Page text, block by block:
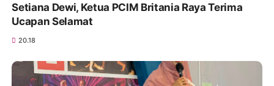
Setiana Dewi, Ketua PCIM Britania Raya Terima
Ucapan Selamat
20.18